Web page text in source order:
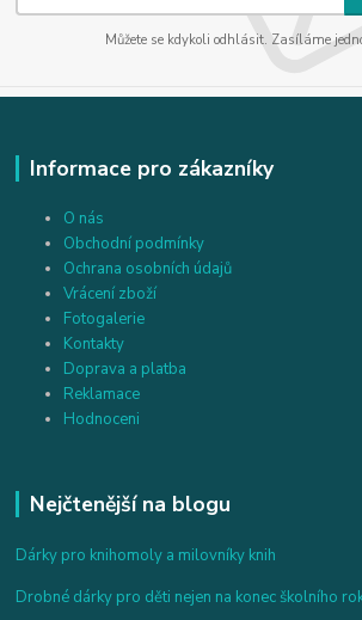
Můžete se kdykoli odhlásit. Zasíláme
Informace pro zákazníky
O nás
Obchodní podmínky
Ochrana osobních údajů
Vrácení zboží
Fotogalerie
Kontakty
Doprava a platba
Reklamace
Hodnoceni
Nejčtenější na blogu
Dárky pro knihomoly a milovníky knih
Drobné dárky pro děti nejen na konec školního